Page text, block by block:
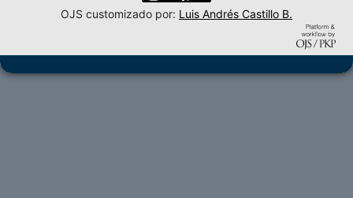
OJS customizado por: Luis Andrés Castillo B.